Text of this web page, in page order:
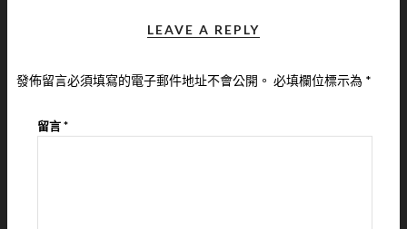
LEAVE A REPLY
發佈留言必須填寫的電子郵件地址不會公開。 必填欄位標示為 *
留言*